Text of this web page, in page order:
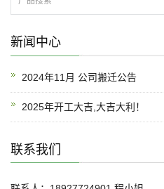
新闻中心
2024年11月 公司搬迁公告
2025年开工大吉,大吉大利！
联系我们